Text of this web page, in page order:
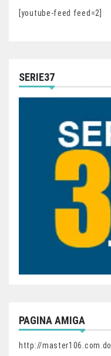
[youtube-feed feed=2]
SERIE37
PAGINA AMIGA
http://master106.com.do